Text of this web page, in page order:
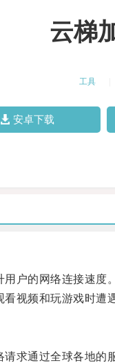
云梯
工具
安卓下载
户的网络连接速度。
频和玩游戏时遭
通过全球各地的